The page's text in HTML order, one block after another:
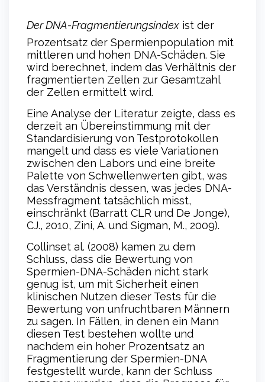
Der DNA-Fragmentierungsindex ist der
Prozentsatz der Spermienpopulation mit
mittleren und hohen DNA-Schäden. Sie
wird berechnet, indem das Verhältnis der
fragmentierten Zellen zur Gesamtzahl
der Zellen ermittelt wird.
Eine Analyse der Literatur zeigte, dass es
derzeit an Übereinstimmung mit der
Standardisierung von Testprotokollen
mangelt und dass es viele Variationen
zwischen den Labors und eine breite
Palette von Schwellenwerten gibt, was
das Verständnis dessen, was jedes DNA-
Messfragment tatsächlich misst,
einschränkt (Barratt CLR und De Jonge),
CJ., 2010, Zini, A. und Sigman, M., 2009).
Collinset al. (2008) kamen zu dem
Schluss, dass die Bewertung von
Spermien-DNA-Schäden nicht stark
genug ist, um mit Sicherheit einen
klinischen Nutzen dieser Tests für die
Bewertung von unfruchtbaren Männern
zu sagen. In Fällen, in denen ein Mann
diesen Test bestehen wollte und
nachdem ein hoher Prozentsatz an
Fragmentierung der Spermien-DNA
festgestellt wurde, kann der Schluss